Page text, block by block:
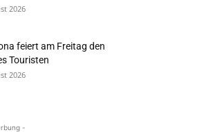
2026
feiert am Freitag den
Touristen
2026
-